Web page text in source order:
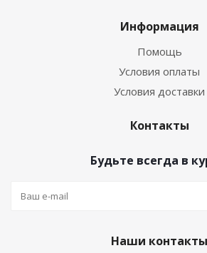
Информация
Помощь
Условия оплаты
Условия доставки
Контакты
Будьте всегда в
Наши контакты